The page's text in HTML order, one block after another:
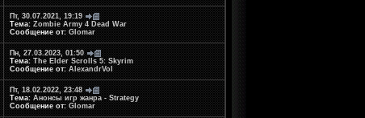
Пт, 30.07.2021, 19:19
Тема: Zombie Army 4 Dead War
Сообщение от: Glomar
Пн, 27.03.2023, 01:50
Тема: The Elder Scrolls 5: Skyrim
Сообщение от: AlexandrVol
Пт, 18.02.2022, 23:48
Тема: Анонсы игр жанра - Strategy
Сообщение от: Glomar